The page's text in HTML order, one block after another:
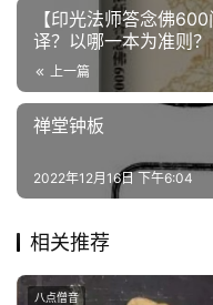
益
慈
善
教
人
物
寺
【印光法师答念佛
译？以哪一本为准则？
上一篇
禅堂钟板
2022年12月16日 下午6:04
相关推荐
八点僧音